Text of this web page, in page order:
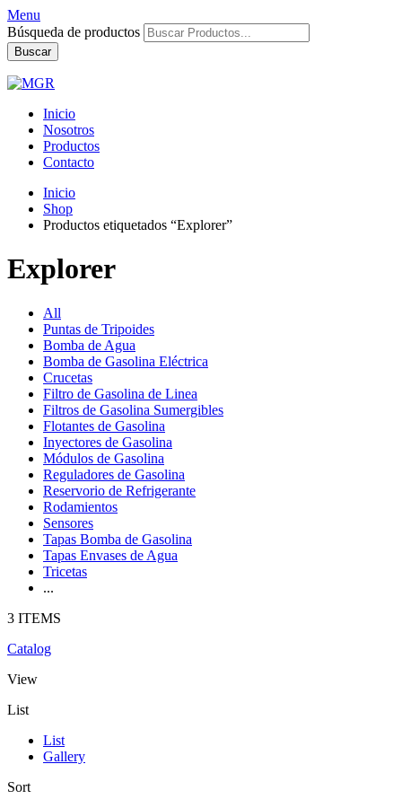
Menu
Búsqueda de productos
Buscar
Inicio
Nosotros
Productos
Contacto
Inicio
Shop
Productos etiquetados “Explorer”
Explorer
All
Puntas de Tripoides
Bomba de Agua
Bomba de Gasolina Eléctrica
Crucetas
Filtro de Gasolina de Linea
Filtros de Gasolina Sumergibles
Flotantes de Gasolina
Inyectores de Gasolina
Módulos de Gasolina
Reguladores de Gasolina
Reservorio de Refrigerante
Rodamientos
Sensores
Tapas Bomba de Gasolina
Tapas Envases de Agua
Tricetas
...
3 ITEMS
Catalog
View
List
List
Gallery
Sort